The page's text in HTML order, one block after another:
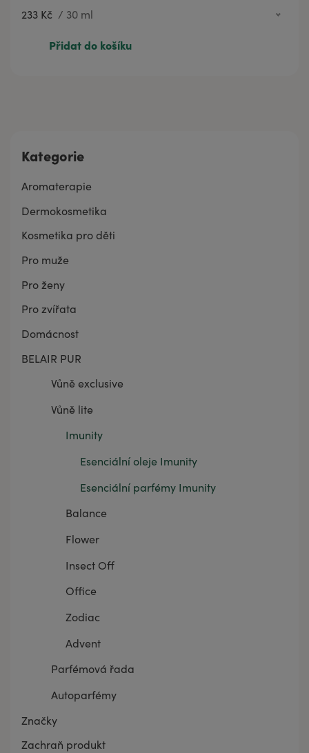
233 Kč / 30 ml
233 Kč
30 ml
Přidat do košíku
Kategorie
Aromaterapie
Dermokosmetika
Kosmetika pro děti
Pro muže
Pro ženy
Pro zvířata
Domácnost
BELAIR PUR
Vůně exclusive
Vůně lite
Imunity
Esenciální oleje Imunity
Esenciální parfémy Imunity
Balance
Flower
Insect Off
Office
Zodiac
Advent
Parfémová řada
Autoparfémy
Značky
Zachraň produkt